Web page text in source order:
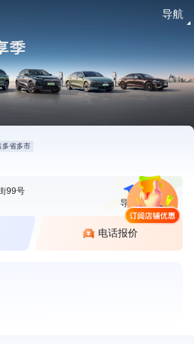
导航
多省多市
99号
导航 电话
电话报价